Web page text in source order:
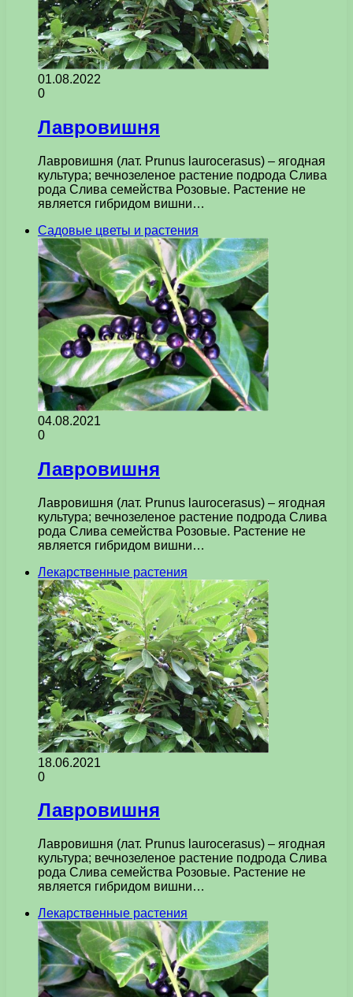
01.08.2022
0
Лавровишня
Лавровишня (лат. Prunus laurocerasus) – ягодная
культура; вечнозеленое растение подрода Слива
рода Слива семейства Розовые. Растение не
является гибридом вишни…
Садовые цветы и растения
04.08.2021
0
Лавровишня
Лавровишня (лат. Prunus laurocerasus) – ягодная
культура; вечнозеленое растение подрода Слива
рода Слива семейства Розовые. Растение не
является гибридом вишни…
Лекарственные растения
18.06.2021
0
Лавровишня
Лавровишня (лат. Prunus laurocerasus) – ягодная
культура; вечнозеленое растение подрода Слива
рода Слива семейства Розовые. Растение не
является гибридом вишни…
Лекарственные растения